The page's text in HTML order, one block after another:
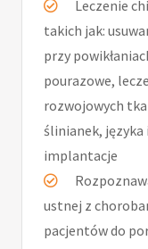
Leczenie
takich jak:
przy
pourazowe,
rozwojowych
ślinianek,
implantacje
ustnej z
pacjentów do